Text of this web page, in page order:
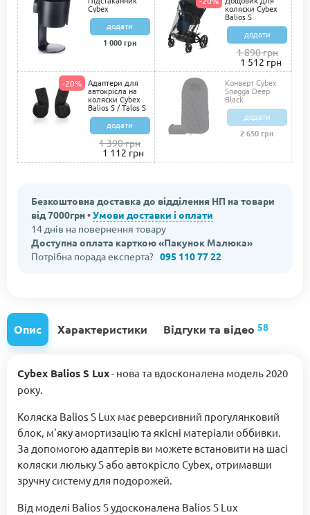
Cybex
додати
1 000 грн
коляски Cybex
Balios S
додати
1 890 грн
1 512 грн
-20% Адаптери для
автокрісла на
коляски Cybex
Balios S / Talos S
додати
1 390 грн
1 112 грн
Конверт Cybex
Snøgga Deep
Black
додати
2 650 грн
Безкоштовна доставка до відділення НП на товари
від 7000грн •Умови доставки і оплати
14 днів на повернення товару
Доступна оплата карткою «Пакунок Малюка»
Потрібна порада експерта? 095 110 77 22
Опис Характеристики Відгуки та відео 58
Сybex Balios S Lux- нова та вдосконалена модель 2020
року.
Коляска Balios S Lux має реверсивний прогулянковий
блок, м'яку амортизацію та якісні матеріали оббивки.
За допомогою адаптерів ви можете встановити на шасі
коляски люльку S або автокрісло Cybex, отримавши
зручну систему для подорожей.
Від моделі Balios S удосконалена Balios S Lux